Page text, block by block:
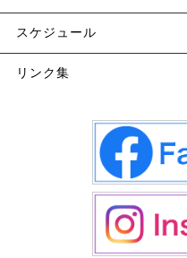
スケジュール
リンク集